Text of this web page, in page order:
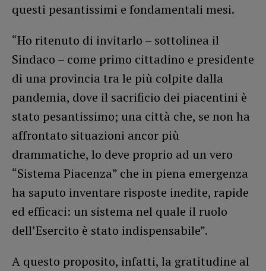
questi pesantissimi e fondamentali mesi.
“Ho ritenuto di invitarlo – sottolinea il
Sindaco – come primo cittadino e presidente
di una provincia tra le più colpite dalla
pandemia, dove il sacrificio dei piacentini è
stato pesantissimo; una città che, se non ha
affrontato situazioni ancor più
drammatiche, lo deve proprio ad un vero
“Sistema Piacenza” che in piena emergenza
ha saputo inventare risposte inedite, rapide
ed efficaci: un sistema nel quale il ruolo
dell’Esercito è stato indispensabile”.
A questo proposito, infatti, la gratitudine al